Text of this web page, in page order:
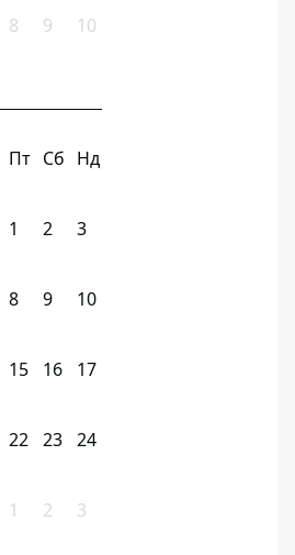
8 9 10
Пт Сб Нд
1 2 3
8 9 10
15 16 17
22 23 24
1 2 3